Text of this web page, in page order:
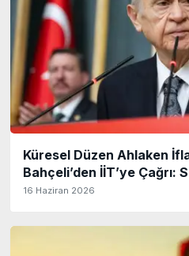
Küresel Düzen Ahlaken
Bahçeli’den İİT’ye Çağrı:
16 Haziran 2026